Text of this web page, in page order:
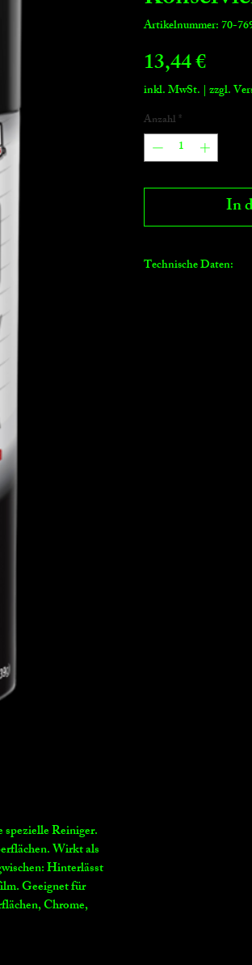
Reiniger.
Wirkt als
Hinterlässt
Geeignet für
Chrome,
Artikelnummer: 70-
13,44 €Preis
inkl. MwSt. | zzgl.
Anzahl*
In
Technische Daten: